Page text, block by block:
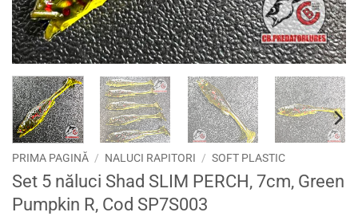
PRIMA PAGINĂ / NALUCI RAPITORI / SOFT PLASTIC
Set 5 năluci Shad SLIM PERCH, 7cm, Green
Pumpkin R, Cod SP7S003